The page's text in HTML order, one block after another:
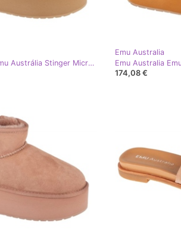
Emu Australia Emu Austrália Stinger Micro Flatform W13082-SAND bege
Emu Australia
174,08 €